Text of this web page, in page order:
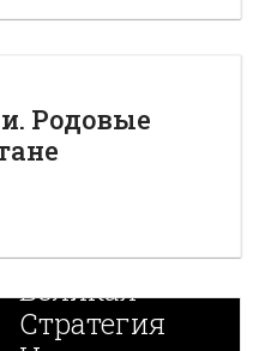
Родовые
Новая
Великая
Стратегия